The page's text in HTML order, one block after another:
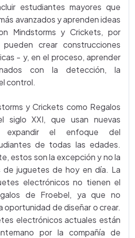
estudiantes mayores que
avanzados y aprenden ideas
Mindstorms y Crickets, por
crear construcciones
- y, en el proceso, aprender
con la detección, la
control.
y Crickets como Regalos
siglo XXI, que usan nuevas
expandir el enfoque del
de todas las edades.
estos son la excepción y no la
de juguetes de hoy en día. La
electrónicos no tienen el
de Froebel, ya que no
oportunidad de diseñar o crear.
electrónicos actuales están
por la compañía de